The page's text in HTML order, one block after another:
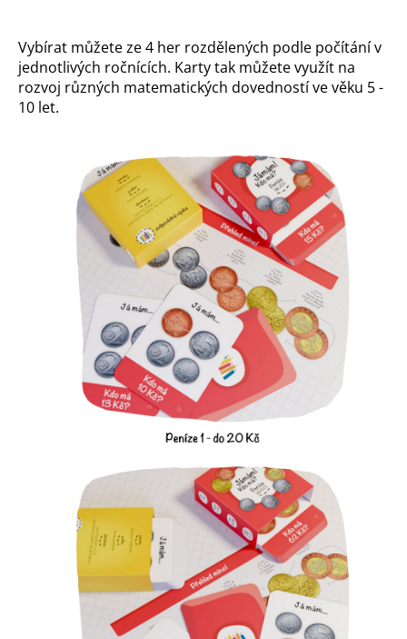
Vybírat můžete ze 4 her rozdělených podle počítání v
jednotlivých ročnících. Karty tak můžete využít na
rozvoj různých matematických dovedností ve věku 5 -
10 let.